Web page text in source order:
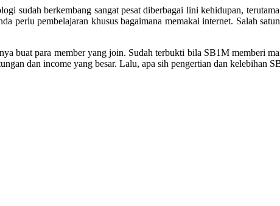
sudah berkembang sangat pesat diberbagai lini kehidupan,
perlu pembelajaran khusus bagaimana memakai internet. Salah
buat para member yang join. Sudah terbukti bila SB1M memberi
dan income yang besar. Lalu, apa sih pengertian dan kelebihan